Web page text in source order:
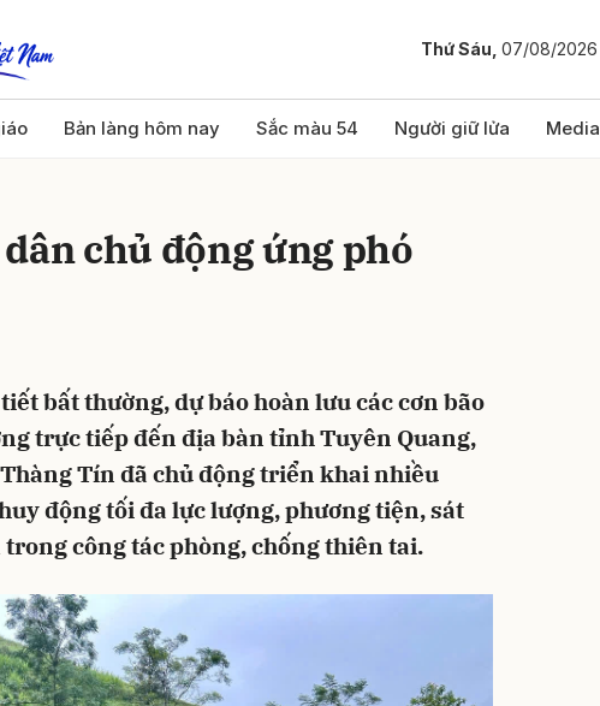
Thứ Sáu, 07/08/2026
Bản làng hôm nay Sắc màu 54 Người giữ lửa Media
chủ động ứng phó
bất thường, dự báo hoàn lưu các cơn bão
trực tiếp đến địa bàn tỉnh Tuyên Quang,
Tín đã chủ động triển khai nhiều
động tối đa lực lượng, phương tiện, sát
công tác phòng, chống thiên tai.
Gửi bình luận
Hủy